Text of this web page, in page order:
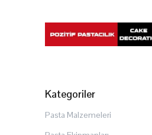
Kategoriler
Pasta Malzemeleri